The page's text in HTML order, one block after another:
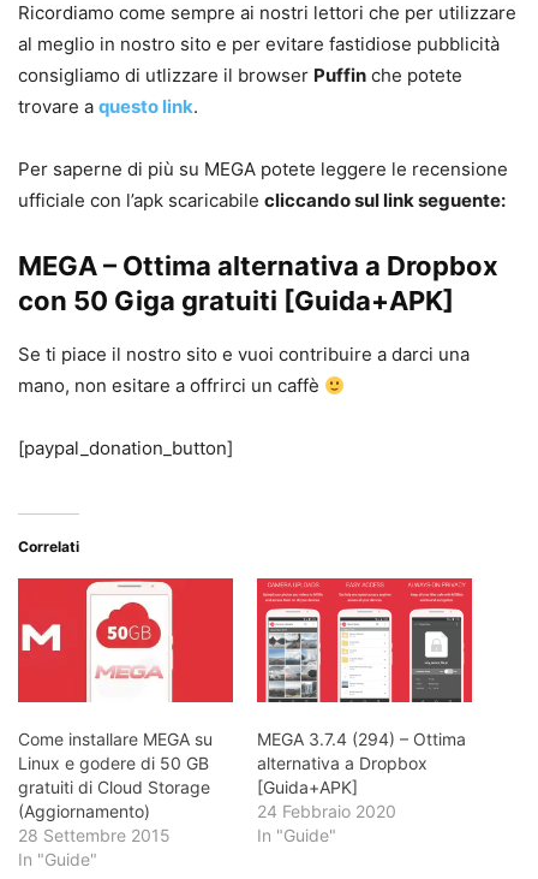
Ricordiamo come sempre ai nostri lettori che per utilizzare
al meglio in nostro sito e per evitare fastidiose pubblicità
consigliamo di utlizzare il browser Puffin che potete
trovare a questo link.
Per saperne di più su MEGA potete leggere le recensione
ufficiale con l’apk scaricabile cliccando sul link seguente:
MEGA – Ottima alternativa a Dropbox
con 50 Giga gratuiti [Guida+APK]
Se ti piace il nostro sito e vuoi contribuire a darci una
mano, non esitare a offrirci un caffè
[paypal_donation_button]
Correlati
Come installare MEGA su
Linux e godere di 50 GB
gratuiti di Cloud Storage
(Aggiornamento)
28 Settembre 2015
In "Guide"
MEGA 3.7.4 (294) – Ottima
alternativa a Dropbox
[Guida+APK]
24 Febbraio 2020
In "Guide"